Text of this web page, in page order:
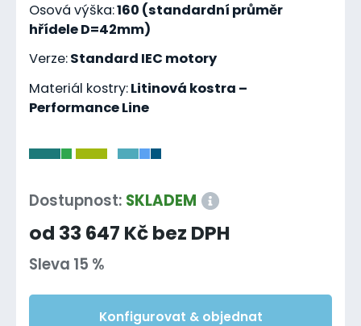
Osová výška:160 (standardní průměr
hřídele D=42mm)
Verze:Standard IEC motory
Materiál kostry:Litinová kostra –
Performance Line
Dostupnost: SKLADEM
od 33 647 Kč bez DPH
Sleva 15 %
Konfigurovat & objednat